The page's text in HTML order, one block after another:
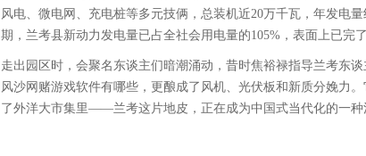
风电、微电网、充电桩等多元技俩，总装机近20万千瓦，年发电
期，兰考县新动力发电量已占全社会用电量的105%，表面上已完
走出园区时，会聚名东谈主们暗潮涌动，昔时焦裕禄指导兰考东
风沙网赌游戏软件有哪些，更酿成了风机、光伏板和新质分娩力
了外洋大市集里——兰考这片地皮，正在成为中国式当代化的一种